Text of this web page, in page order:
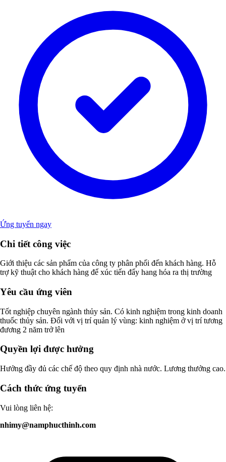
Ứng tuyển ngay
Chi tiết công việc
Giới thiệu các sản phẩm của công ty phân phối đến khách hàng. Hỗ
trợ kỹ thuật cho khách hàng để xúc tiến đẩy hang hóa ra thị trường
Yêu cầu ứng viên
Tốt nghiệp chuyên ngành thủy sản. Có kinh nghiệm trong kinh doanh
thuốc thủy sản. Đối với vị trí quản lý vùng: kinh nghiệm ở vị trí tương
đương 2 năm trở lên
Quyền lợi được hưởng
Hưởng đầy đủ các chế độ theo quy định nhà nước. Lương thưởng cao.
Cách thức ứng tuyển
Vui lòng liên hệ:
nhimy@namphucthinh.com